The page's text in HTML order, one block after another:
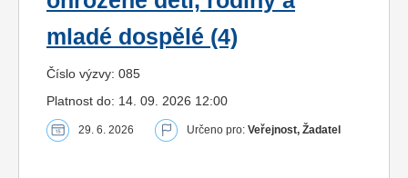
mladé dospělé (4)
Číslo výzvy: 085
Platnost do: 14. 09. 2026 12:00
29. 6. 2026 Určeno pro: Veřejnost, Žadatel